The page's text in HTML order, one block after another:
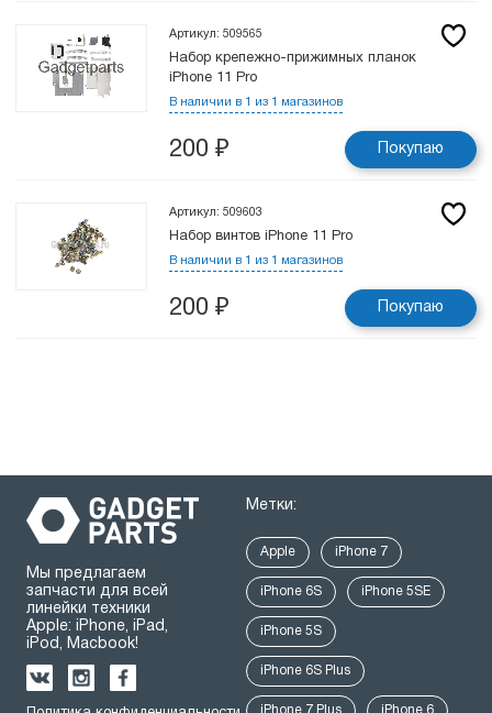
Артикул: 509565
Набор крепежно-прижимных планок
iPhone 11 Pro
В наличии в 1 из 1 магазинов
200 ₽ Покупаю
Артикул: 509603
Набор винтов iPhone 11 Pro
В наличии в 1 из 1 магазинов
200 ₽ Покупаю
Мы предлагаем
запчасти для всей
линейки техники
Apple: iPhone, iPad,
iPod, Macbook!
Метки:
Apple iPhone 7
iPhone 6S iPhone 5SE
iPhone 5S
iPhone 6S Plus
iPhone 7 Plus iPhone 6